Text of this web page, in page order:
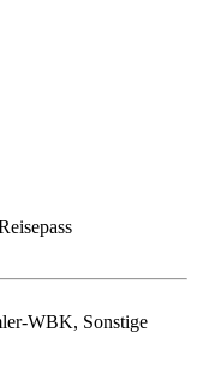
WBK, Sonstige